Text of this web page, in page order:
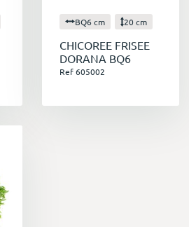
BQ6 cm 20 cm
CHICOREE FRISEE
DORANA BQ6
Ref 605002